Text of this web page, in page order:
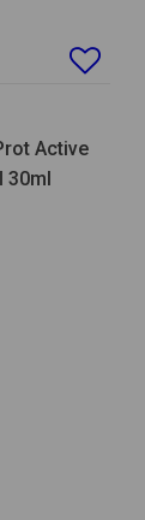
Active
30ml